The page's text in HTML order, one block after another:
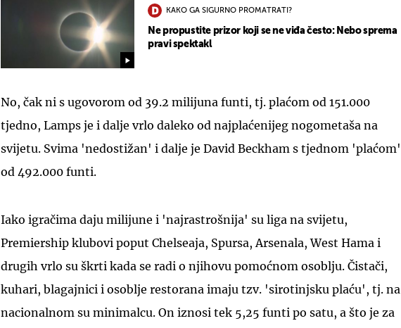
KAKO GA SIGURNO PROMATRATI?
Ne propustite prizor koji se ne viđa često: Nebo sprema
pravi spektakl
No, čak ni s ugovorom od 39.2 milijuna funti, tj. plaćom od 151.000
tjedno, Lamps je i dalje vrlo daleko od najplaćenijeg nogometaša na
svijetu. Svima 'nedostižan' i dalje je David Beckham s tjednom 'plaćom'
od 492.000 funti.
Iako igračima daju milijune i 'najrastrošnija' su liga na svijetu,
Premiership klubovi poput Chelseaja, Spursa, Arsenala, West Hama i
drugih vrlo su škrti kada se radi o njihovu pomoćnom osoblju. Čistači,
kuhari, blagajnici i osoblje restorana imaju tzv. 'sirotinjsku plaću', tj. na
nacionalnom su minimalcu. On iznosi tek 5,25 funti po satu, a što je za